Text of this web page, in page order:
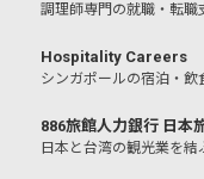
調理師専門の就職・転職
Hospitality Careers
シンガポールの宿泊・
886旅館人力銀行 日本
日本と台湾の観光業を